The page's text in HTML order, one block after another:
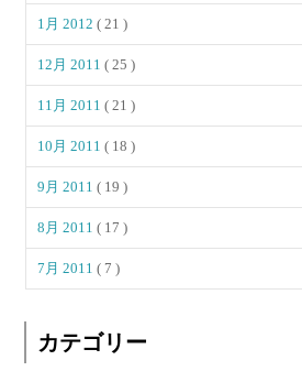
1月 2012( 21 )
12月 2011( 25 )
11月 2011( 21 )
10月 2011( 18 )
9月 2011( 19 )
8月 2011( 17 )
7月 2011( 7 )
カテゴリー